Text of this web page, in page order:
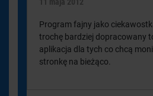
Program fajny jako
trochę bardziej dopracowany
aplikacja dla tych co chcą
stronkę na bieżąco.